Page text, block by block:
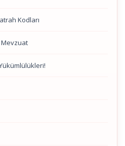
Kodları
Yükümlülükleri!